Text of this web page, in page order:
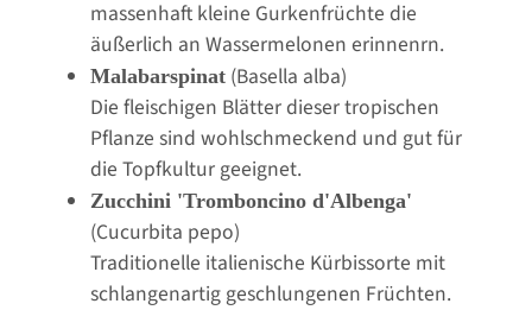
massenhaft kleine Gurkenfrüchte die
äußerlich an Wassermelonen erinnenrn.
Malabarspinat (Basella alba)
Die fleischigen Blätter dieser tropischen
Pflanze sind wohlschmeckend und gut für
die Topfkultur geeignet.
Zucchini 'Tromboncino d'Albenga'
(Cucurbita pepo)
Traditionelle italienische Kürbissorte mit
schlangenartig geschlungenen Früchten.